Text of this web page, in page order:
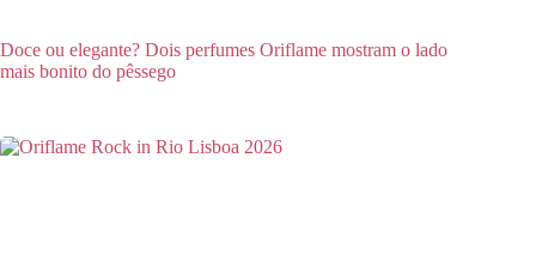
Doce ou elegante? Dois perfumes Oriflame mostram o lado
mais bonito do pêssego